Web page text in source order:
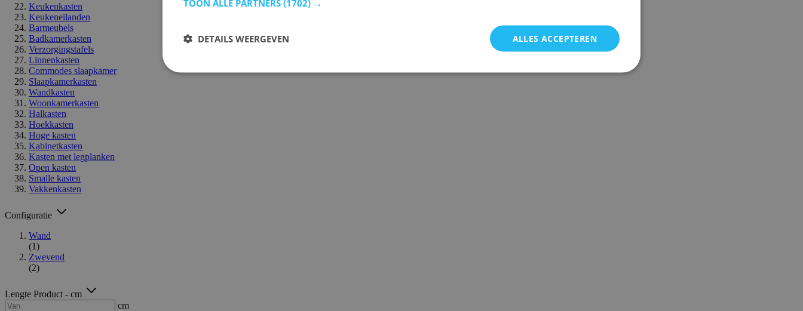
Keukenkasten
Keukeneilanden
Barmeubels
Badkamerkasten
Verzorgingstafels
Linnenkasten
Commodes slaapkamer
Slaapkamerkasten
Wandkasten
Woonkamerkasten
Halkasten
Hoekkasten
Hoge kasten
Kabinetkasten
Kasten met legplanken
Open kasten
Smalle kasten
Vakkenkasten
Configuratie
Wand
(1)
Zwevend
(2)
Lengte Product - cm
cm
TOON ALLE PARTNERS (1702) →
ALLES ACCEPTEREN
DETAILS WEERGEVEN